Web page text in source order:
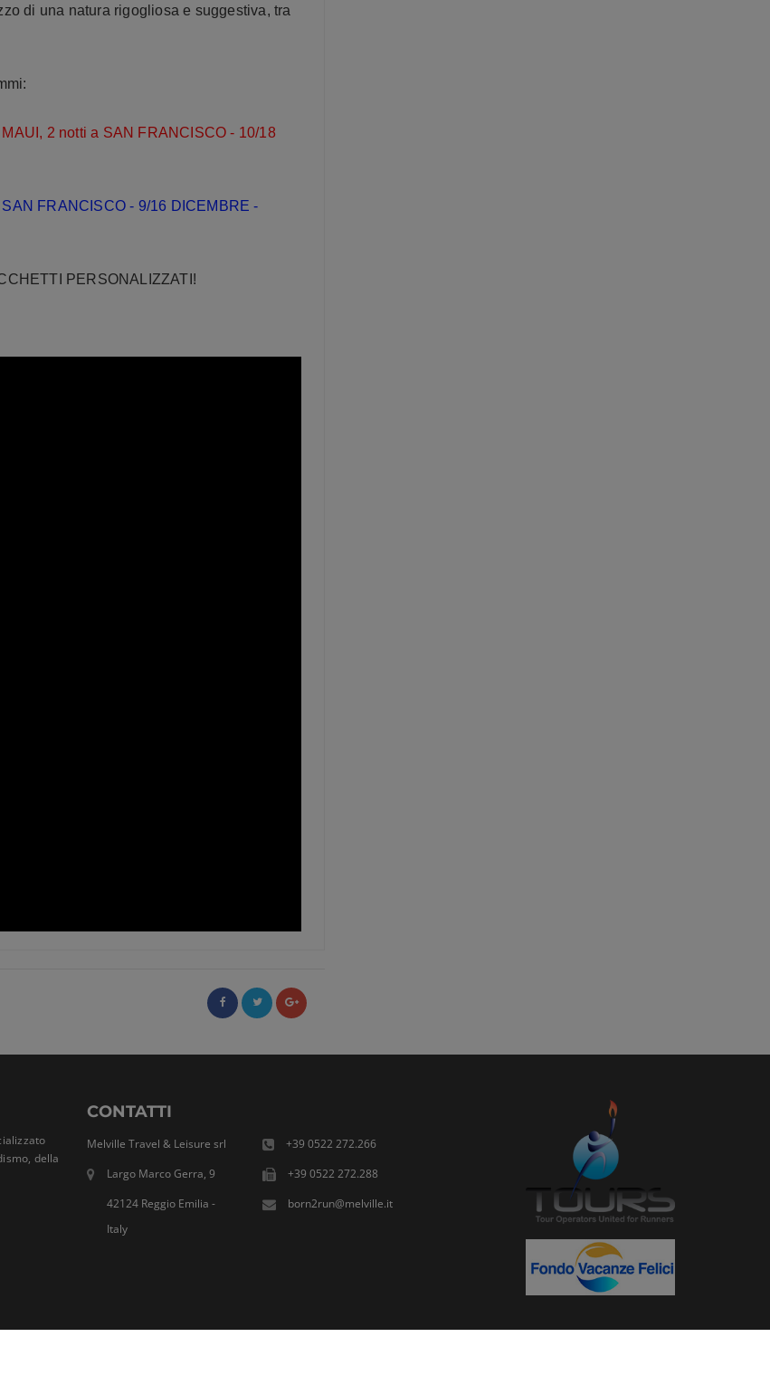
di una natura rigogliosa e suggestiva, tra
2 notti a SAN FRANCISCO - 10/18
FRANCISCO - 9/16 DICEMBRE -
PERSONALIZZATI!
della
CONTATTI
Melville Travel & Leisure srl
Largo Marco Gerra, 9
42124 Reggio Emilia -
Italy
+39 0522 272.266
+39 0522 272.288
born2run@melville.it